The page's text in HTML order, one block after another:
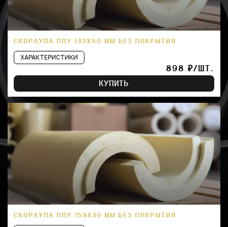
СКОРЛУПА ППУ 133Х50 ММ БЕЗ ПОКРЫТИЯ
ХАРАКТЕРИСТИКИ
898 ₽/ШТ.
КУПИТЬ
СКОРЛУПА ППУ 159Х30 ММ БЕЗ ПОКРЫТИЯ